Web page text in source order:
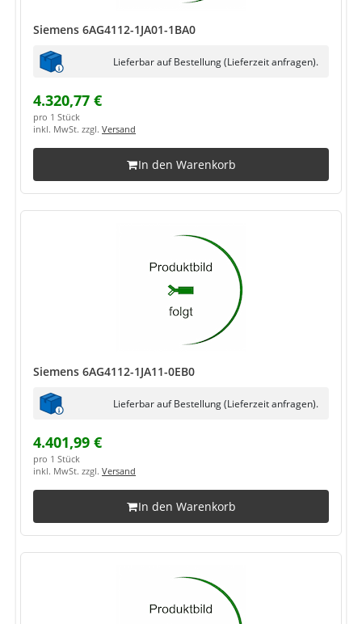
Siemens 6AG4112-1JA01-1BA0
Lieferbar auf Bestellung (Lieferzeit anfragen).
4.320,77 €
pro 1 Stück
inkl. MwSt. zzgl. Versand
In den Warenkorb
Siemens 6AG4112-1JA11-0EB0
Lieferbar auf Bestellung (Lieferzeit anfragen).
4.401,99 €
pro 1 Stück
inkl. MwSt. zzgl. Versand
In den Warenkorb